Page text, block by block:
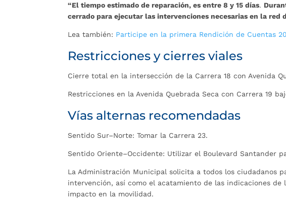
“El tiempo estimado de reparación, es entre 8 y 15 días.
cerrado para ejecutar las intervenciones necesarias en la red
Lea también: Participe en la primera Rendición de Cuentas
Restricciones y cierres viales
Cierre total en la intersección de la Carrera 18 con Avenida
Restricciones en la Avenida Quebrada Seca con Carrera 19
Vías alternas recomendadas
Sentido Sur–Norte: Tomar la Carrera 23.
Sentido Oriente–Occidente: Utilizar el Boulevard Santander
La Administración Municipal solicita a todos los ciudadanos
intervención, así como el acatamiento de las indicaciones
impacto en la movilidad.